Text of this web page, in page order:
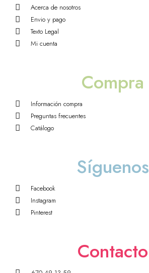
Acerca de nosotros
Envio y pago
Texto Legal
Mi cuenta
Compra
Información compra
Preguntas frecuentes
Catálogo
Síguenos
Facebook
Instagram
Pinterest
Contacto